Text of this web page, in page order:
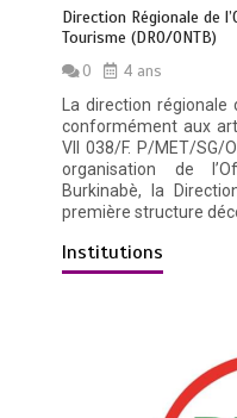
Direction Régionale de
Tourisme (DRO/ONTB)
0
4 ans
La direction
conformément aux
VII 038/F. P/MET/SG/
organisation de
Burkinabè, la
première structure
Institutions